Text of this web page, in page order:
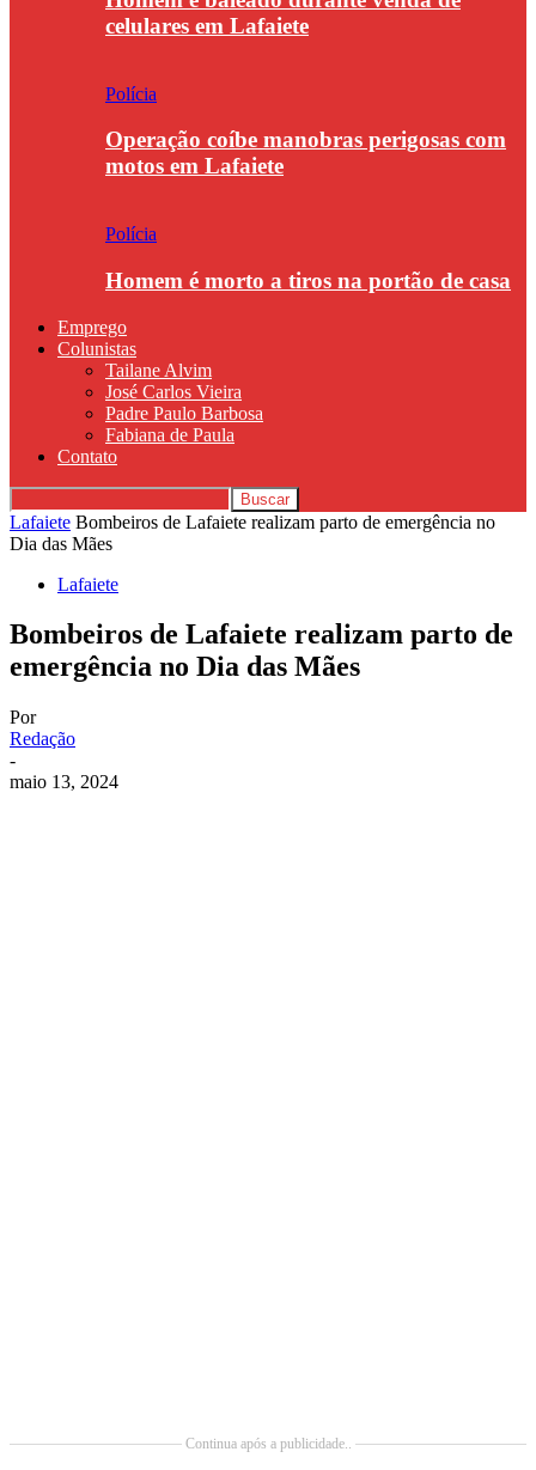
celulares em Lafaiete
Polícia
Operação coíbe manobras perigosas com
motos em Lafaiete
Polícia
Homem é morto a tiros na portão de casa
Emprego
Colunistas
Tailane Alvim
José Carlos Vieira
Padre Paulo Barbosa
Fabiana de Paula
Contato
Lafaiete Bombeiros de Lafaiete realizam parto de emergência no
Dia das Mães
Lafaiete
Bombeiros de Lafaiete realizam parto de
emergência no Dia das Mães
Por
Redação
-
maio 13, 2024
Continua após a publicidade..